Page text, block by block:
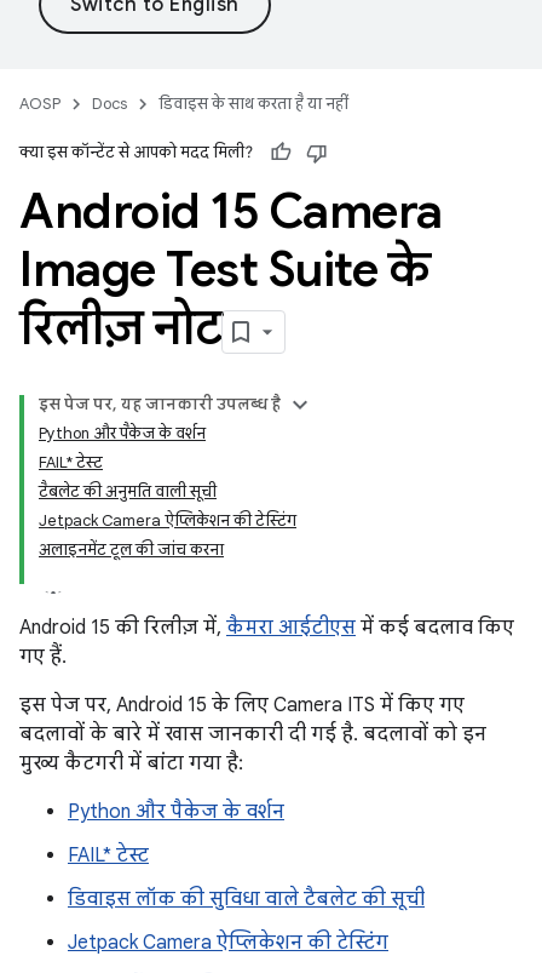
AOSP Docs डिवाइस के साथ करता है या नहीं
क्या इस कॉन्टेंट से आपको मदद मिली?
Android 15 Camera
Image Test Suite के
रिलीज़ नोट
इस पेज पर, यह जानकारी उपलब्ध है
Python और पैकेज के वर्शन
FAIL* टेस्ट
टैबलेट की अनुमति वाली सूची
Jetpack Camera ऐप्लिकेशन की टेस्टिंग
अलाइनमेंट टूल की जांच करना
Android 15 की रिलीज़ में, कैमरा आईटीएस में कई बदलाव किए
गए हैं.
इस पेज पर, Android 15 के लिए Camera ITS में किए गए
बदलावों के बारे में खास जानकारी दी गई है. बदलावों को इन
मुख्य कैटगरी में बांटा गया है:
Python और पैकेज के वर्शन
FAIL* टेस्ट
डिवाइस लॉक की सुविधा वाले टैबलेट की सूची
Jetpack Camera ऐप्लिकेशन की टेस्टिंग